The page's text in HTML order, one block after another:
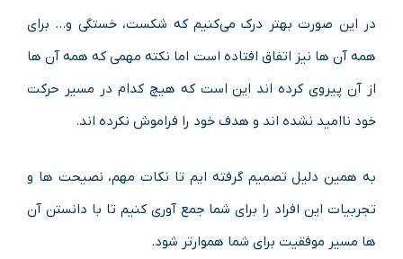
در این صورت بهتر درک می‌کنیم که شکست، خستگی و… برای
همه آن ها نیز اتفاق افتاده است اما نکته مهمی که همه آن ها
از آن پیروی کرده اند این است که هیچ کدام در مسیر حرکت
خود ناامید نشده اند و هدف خود را فراموش نکرده اند.
به همین دلیل تصمیم گرفته ایم تا نکات مهم، نصیحت ها و
تجربیات این افراد را برای شما جمع آوری کنیم تا با دانستن آن
ها مسیر موفقیت برای شما هموارتر شود.